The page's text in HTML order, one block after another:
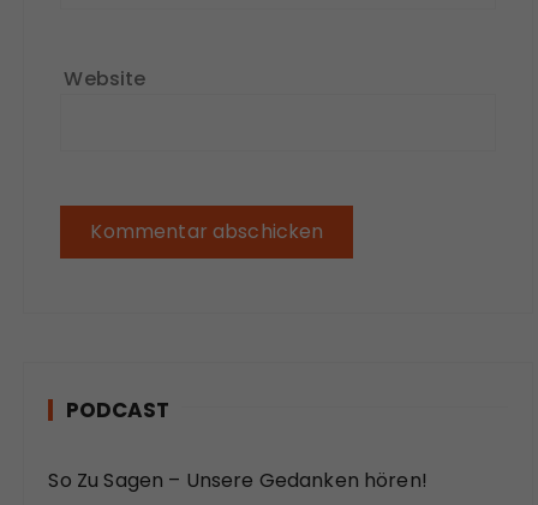
Website
PODCAST
So Zu Sagen – Unsere Gedanken hören!